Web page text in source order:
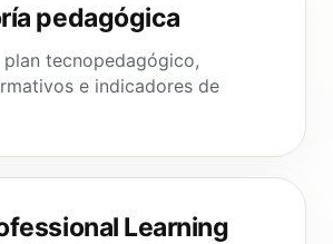
pedagógica
tecnopedagógico,
e indicadores de
Learning